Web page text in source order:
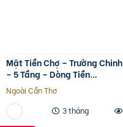
Mặt Tiền Chợ – Trường Chinh
– 5 Tầng – Dòng Tiền
20Tr/Tháng
Ngoài Cần Thơ
3 tháng